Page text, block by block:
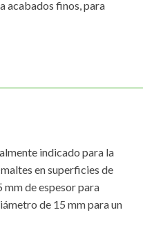
acabados finos para
indicado para la
en superficies de
de espesor para
de 15 mm para un